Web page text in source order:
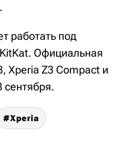
работать под
Официальная
Xperia Z3 Compact и
сентября.
Xperia